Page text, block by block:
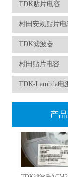
TDK贴片电容
村田安规贴片电
TDK滤波器
村田贴片电容
TDK-Lambda电
产